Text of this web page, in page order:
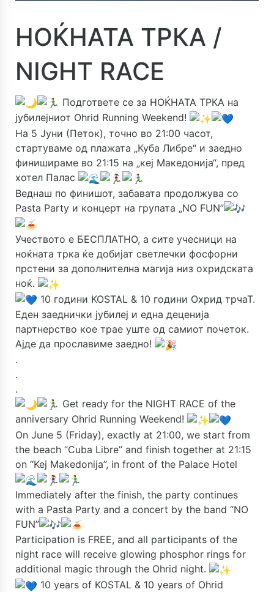
НОЌНАТА ТРКА /
NIGHT RACE
Подгответе се за НОЌНАТА ТРКА на
јубилејниот Ohrid Running Weekend!
На 5 Јуни (Петок), точно во 21:00 часот,
стартуваме од плажата „Куба Либре“ и заедно
финишираме во 21:15 на „кеј Македонија“, пред
хотел Палас
Веднаш по финишот, забавата продолжува со
Pasta Party и концерт на групата „NO FUN”
Учеството е БЕСПЛАТНО, а сите учесници на
ноќната трка ќе добијат светлечки фосфорни
прстени за дополнителна магија низ охридската
ноќ.
10 години KOSTAL & 10 години Oхрид трчаТ.
Еден заеднички јубилеј и една деценија
партнерство кое трае уште од самиот почеток.
Ајде да прославиме заедно!
.
.
.
Get ready for the NIGHT RACE of the
anniversary Ohrid Running Weekend!
On June 5 (Friday), exactly at 21:00, we start from
the beach “Cuba Libre” and finish together at 21:15
on “Kej Makedonija”, in front of the Palace Hotel
Immediately after the finish, the party continues
with a Pasta Party and a concert by the band “NO
FUN”
Participation is FREE, and all participants of the
night race will receive glowing phosphor rings for
additional magic through the Ohrid night.
10 years of KOSTAL & 10 years of Ohrid